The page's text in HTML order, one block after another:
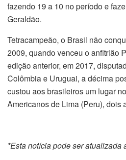
fazendo 19 a 10 no período e
Geraldão.
Tetracampeão, o Brasil não
2009, quando venceu o anfitrião
edição anterior, em 2017,
Colômbia e Uruguai, a décima
custou aos brasileiros um lugar
Americanos de Lima (Peru), dois
*Esta notícia pode ser atualizada